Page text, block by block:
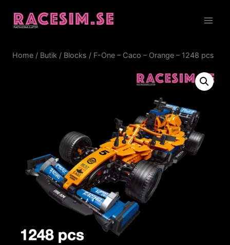
Home / Butik / Blocks / F-One – Caco – Orange – 1248 pcs